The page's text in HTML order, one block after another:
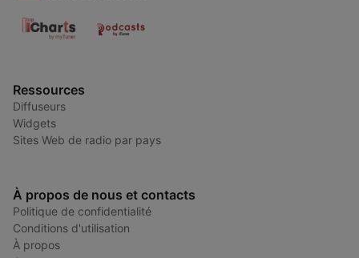
Ressources
Diffuseurs
Widgets
Sites Web de radio par pays
À propos de nous et contacts
Politique de confidentialité
Conditions d'utilisation
À propos